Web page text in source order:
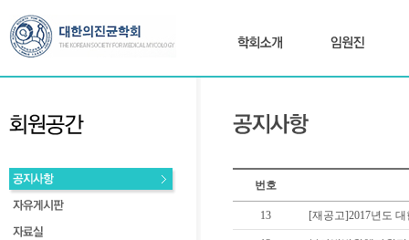
번호
13 [재공고]2017년도